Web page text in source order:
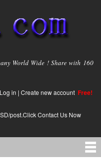
World Wide ! Share with 160
Log in | Create new account Free!
post.Click Contact Us Now